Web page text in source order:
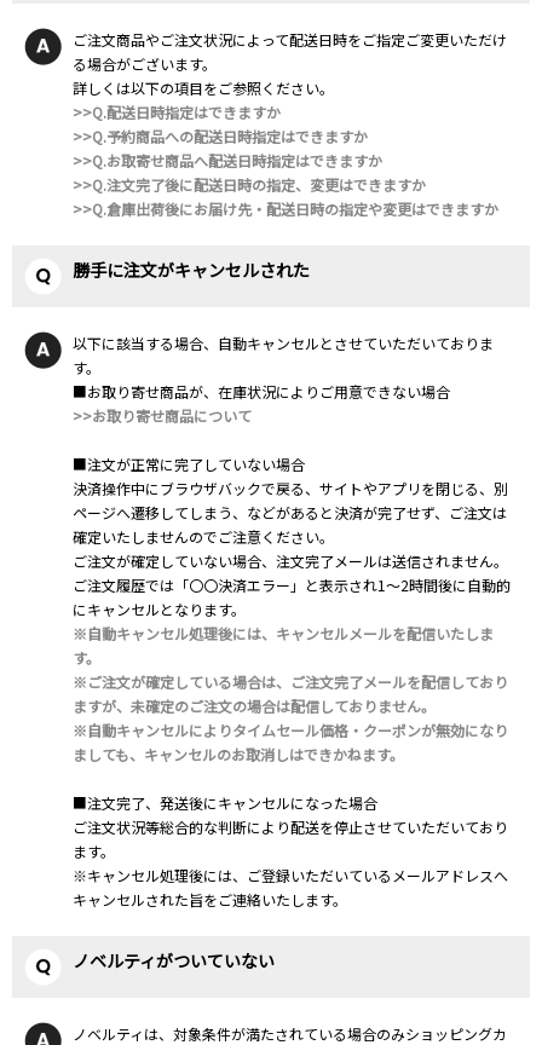
ご注文商品やご注文状況によって配送日時をご指定ご変更いただけ
る場合がございます。
詳しくは以下の項目をご参照ください。
>>Q.配送日時指定はできますか
>>Q.予約商品への配送日時指定はできますか
>>Q.お取寄せ商品へ配送日時指定はできますか
>>Q.注文完了後に配送日時の指定、変更はできますか
>>Q.倉庫出荷後にお届け先・配送日時の指定や変更はできますか
勝手に注文がキャンセルされた
以下に該当する場合、自動キャンセルとさせていただいておりま
す。
■お取り寄せ商品が、在庫状況によりご用意できない場合
>>お取り寄せ商品について
■注文が正常に完了していない場合
決済操作中にブラウザバックで戻る、サイトやアプリを閉じる、別
ページへ遷移してしまう、などがあると決済が完了せず、ご注文は
確定いたしませんのでご注意ください。
ご注文が確定していない場合、注文完了メールは送信されません。
ご注文履歴では「〇〇決済エラー」と表示され1～2時間後に自動的
にキャンセルとなります。
※自動キャンセル処理後には、キャンセルメールを配信いたしま
す。
※ご注文が確定している場合は、ご注文完了メールを配信しており
ますが、未確定のご注文の場合は配信しておりません。
※自動キャンセルによりタイムセール価格・クーポンが無効になり
ましても、キャンセルのお取消しはできかねます。
■注文完了、発送後にキャンセルになった場合
ご注文状況等総合的な判断により配送を停止させていただいており
ます。
※キャンセル処理後には、ご登録いただいているメールアドレスへ
キャンセルされた旨をご連絡いたします。
ノベルティがついていない
ノベルティは、対象条件が満たされている場合のみショッピングカ